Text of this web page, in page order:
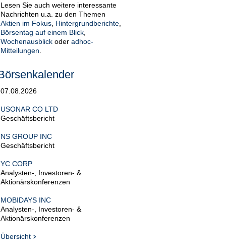
Lesen Sie auch weitere interessante
Nachrichten u.a. zu den Themen
Aktien im Fokus Hintergrundberichte
Börsentag auf einem Blick
Wochenausblick oder adhoc-
Mitteilungen
07.08.2026
USONAR CO LTD
Geschäftsbericht
NS GROUP INC
Geschäftsbericht
YC CORP
Analysten-, Investoren- &
Aktionärskonferenzen
MOBIDAYS INC
Analysten-, Investoren- &
Aktionärskonferenzen
Übersicht